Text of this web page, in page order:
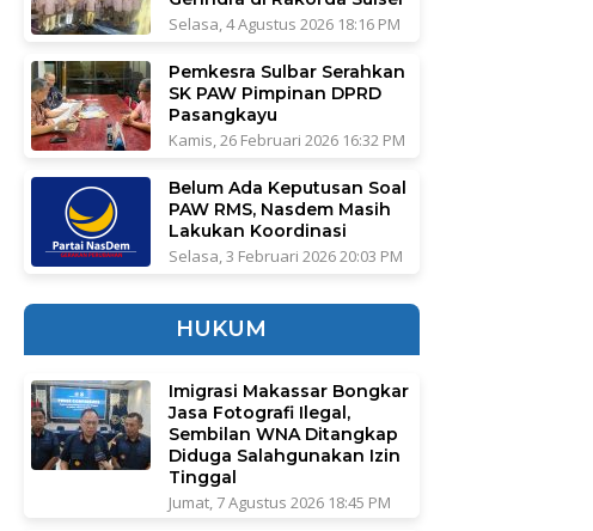
Selasa, 4 Agustus 2026 18:16 PM
Pemkesra Sulbar Serahkan
SK PAW Pimpinan DPRD
Pasangkayu
Kamis, 26 Februari 2026 16:32 PM
Belum Ada Keputusan Soal
PAW RMS, Nasdem Masih
Lakukan Koordinasi
Selasa, 3 Februari 2026 20:03 PM
HUKUM
Imigrasi Makassar Bongkar
Jasa Fotografi Ilegal,
Sembilan WNA Ditangkap
Diduga Salahgunakan Izin
Tinggal
Jumat, 7 Agustus 2026 18:45 PM